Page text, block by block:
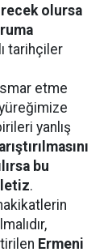
olursa
tarihçiler
etme
yanlış
bu
.
Ermeni